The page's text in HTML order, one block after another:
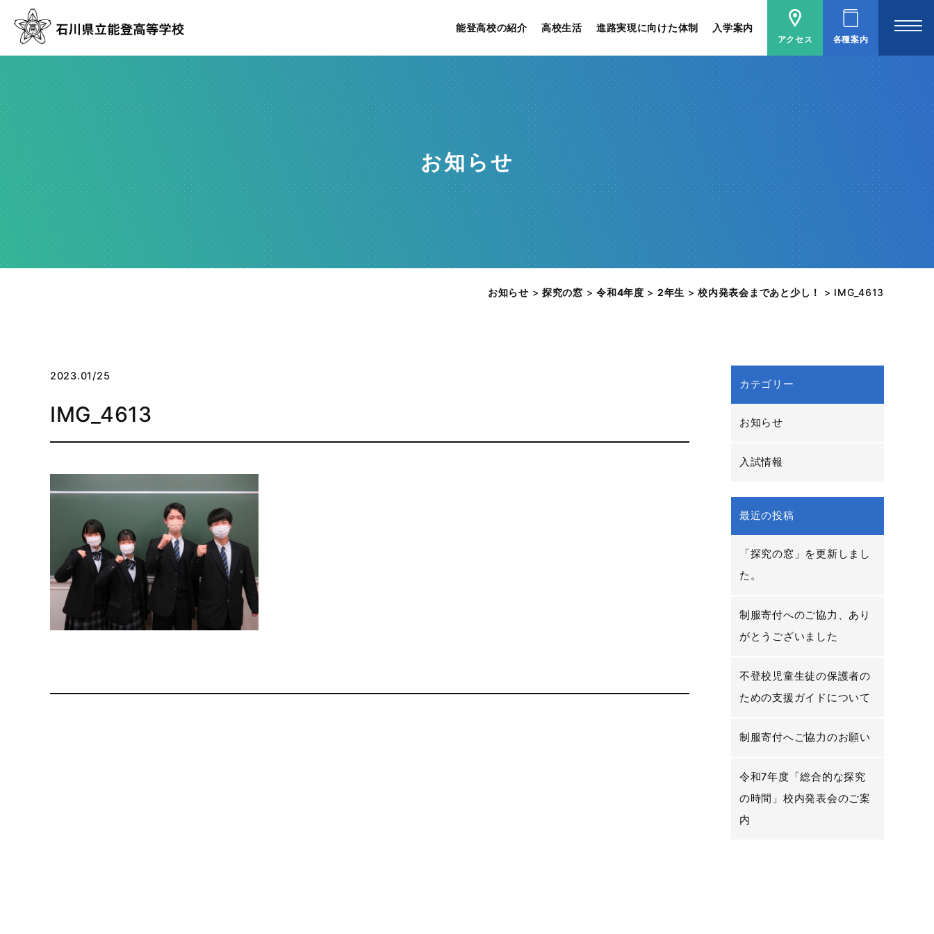
能登高校の紹介 高校生活 進路実現に向けた体制 入学案内
アクセス 各種案内
お知らせ
お知らせ >探究の窓 >令和4年度 > 2年生 >校内発表会まであと少し！ > IMG_4613
2023.01/25
IMG_4613
カテゴリー
お知らせ
入試情報
最近の投稿
「探究の窓」を更新しまし
た。
制服寄付へのご協力、あり
がとうございました
不登校児童生徒の保護者の
ための支援ガイドについて
制服寄付へご協力のお願い
令和7年度「総合的な探究
の時間」校内発表会のご案
内